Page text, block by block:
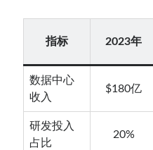
指标 2023年
数据中心
收入
$180亿
研发投入
占比
20%